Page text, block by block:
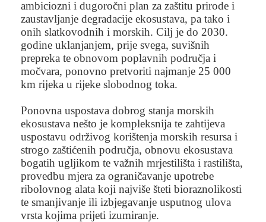
ambiciozni i dugoročni plan za zaštitu prirode i
zaustavljanje degradacije ekosustava, pa tako i
onih slatkovodnih i morskih. Cilj je do 2030.
godine uklanjanjem, prije svega, suvišnih
prepreka te obnovom poplavnih područja i
močvara, ponovno pretvoriti najmanje 25 000
km rijeka u rijeke slobodnog toka.
Ponovna uspostava dobrog stanja morskih
ekosustava nešto je kompleksnija te zahtijeva
uspostavu održivog korištenja morskih resursa i
strogo zaštićenih područja, obnovu ekosustava
bogatih ugljikom te važnih mrjestilišta i rastilišta,
provedbu mjera za ograničavanje upotrebe
ribolovnog alata koji najviše šteti bioraznolikosti
te smanjivanje ili izbjegavanje usputnog ulova
vrsta kojima prijeti izumiranje.